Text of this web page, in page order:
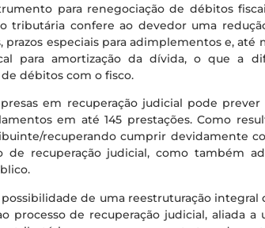
para renegociação de débitos
tributária confere ao devedor uma
especiais para adimplementos e, até
para amortização da dívida, o que a
débitos com o fisco.
em recuperação judicial pode prever
em até 145 prestações. Como
recuperando cumprir devidamente
de recuperação judicial, como também
de uma reestruturação integral
processo de recuperação judicial, aliada a